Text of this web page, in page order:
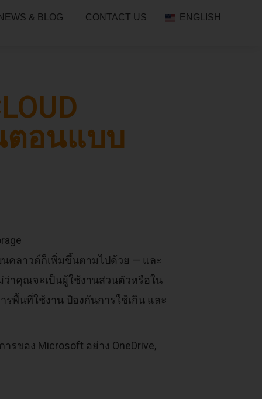
NEWS & BLOG CONTACT US ENGLISH
ตอนแบบ
คลาวด์ก็เพิ่มขึ้นตามไปด้วย — และ
าคุณจะเป็นผู้ใช้งานส่วนตัวหรือใน
พื้นที่ใช้งาน ป้องกันการใช้เกิน และ
ของ Microsoft อย่าง OneDrive,